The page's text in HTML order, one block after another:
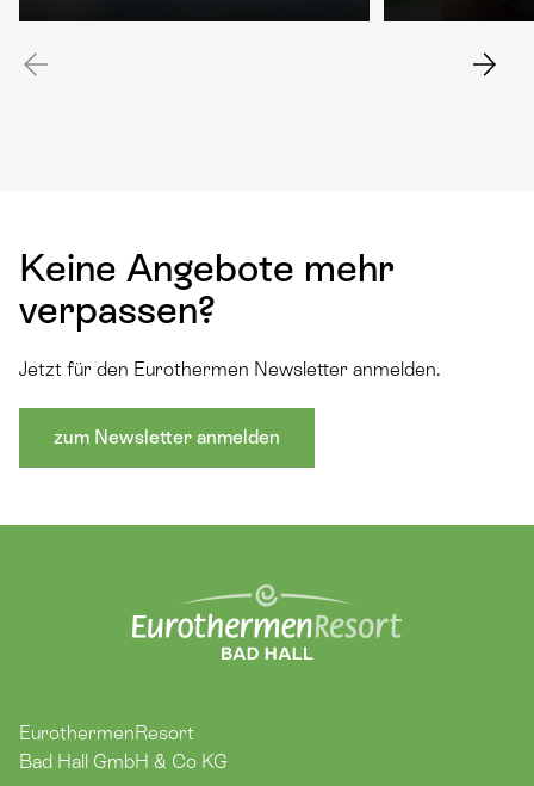
Keine Angebote mehr
verpassen?
Jetzt für den Eurothermen Newsletter anmelden.
zum Newsletter anmelden
EurothermenResort
Bad Hall GmbH & Co KG